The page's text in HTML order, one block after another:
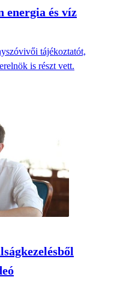
energia és víz
tájékoztatót,
is részt vett.